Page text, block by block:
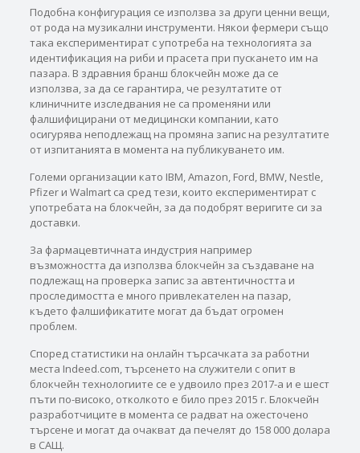
Подобна конфигурация се използва за други ценни вещи,
от рода на музикални инструменти. Някои фермери също
така експериментират с употреба на технологията за
идентификация на риби и прасета при пускането им на
пазара. В здравния бранш блокчейн може да се
използва, за да се гарантира, че резултатите от
клиничните изследвания не са променяни или
фалшифицирани от медицински компании, като
осигурява неподлежащ на промяна запис на резултатите
от изпитанията в момента на публикуването им.
Големи организации като IBM, Amazon, Ford, BMW, Nestle,
Pfizer и Walmart са сред тези, които експериментират с
употребата на блокчейн, за да подобрят веригите си за
доставки.
За фармацевтичната индустрия например
възможността да използва блокчейн за създаване на
подлежащ на проверка запис за автентичността и
проследимостта е много привлекателен на пазар,
където фалшификатите могат да бъдат огромен
проблем.
Според статистики на онлайн търсачката за работни
места Indeed.com, търсенето на служители с опит в
блокчейн технологиите се е удвоило през 2017-а и е шест
пъти по-високо, отколкото е било през 2015 г. Блокчейн
разработчиците в момента се радват на ожесточено
търсене и могат да очакват да печелят до 158 000 долара
в САЩ.